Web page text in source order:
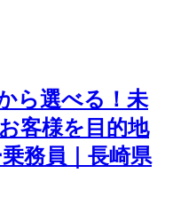
ら選べる！未
客様を目的地
務員｜長崎県